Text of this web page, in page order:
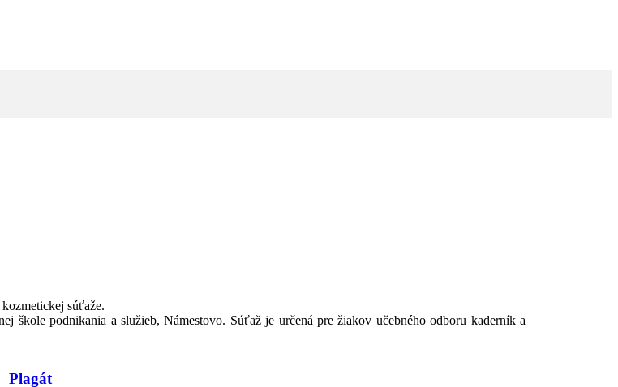
súťaže.
škole podnikania a služieb, Námestovo. Súťaž je určená pre žiakov učebného odboru kaderník a
Plagát